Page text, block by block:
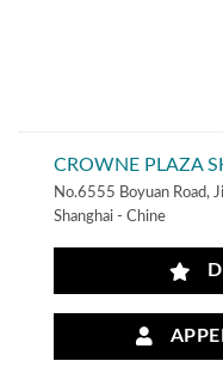
CROWNE PLAZA
No.6555 Boyuan Road,
Shanghai - Chine